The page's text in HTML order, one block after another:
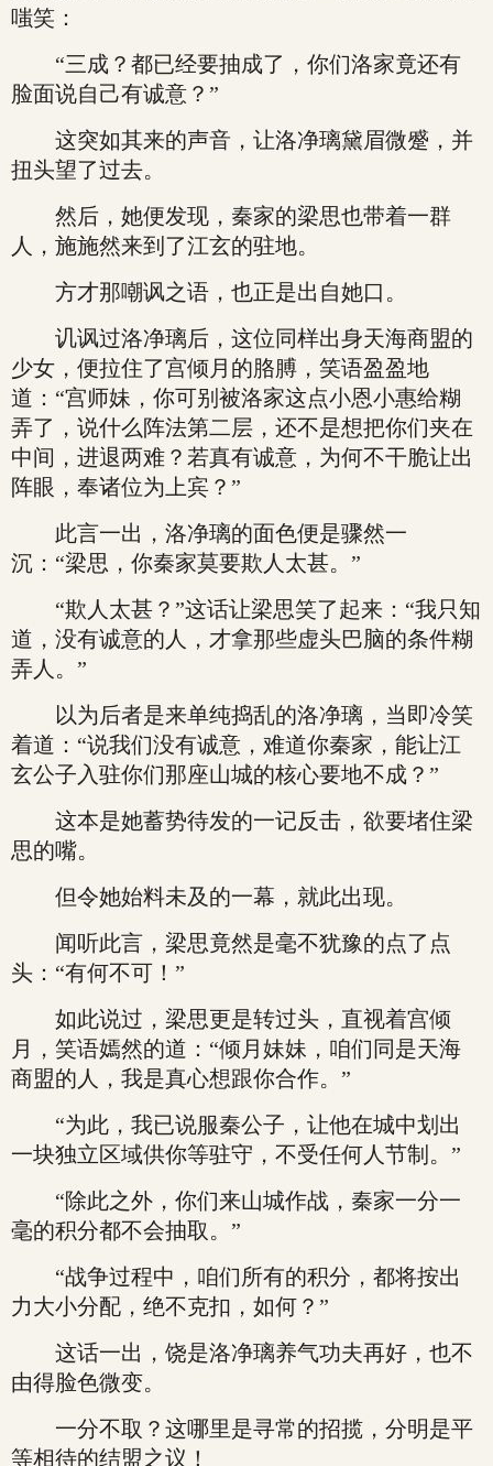
嗤笑：
“三成？都已经要抽成了，你们洛家竟还有
脸面说自己有诚意？”
这突如其来的声音，让洛净璃黛眉微蹙，并
扭头望了过去。
然后，她便发现，秦家的梁思也带着一群
人，施施然来到了江玄的驻地。
方才那嘲讽之语，也正是出自她口。
讥讽过洛净璃后，这位同样出身天海商盟的
少女，便拉住了宫倾月的胳膊，笑语盈盈地
道：“宫师妹，你可别被洛家这点小恩小惠给糊
弄了，说什么阵法第二层，还不是想把你们夹在
中间，进退两难？若真有诚意，为何不干脆让出
阵眼，奉诸位为上宾？”
此言一出，洛净璃的面色便是骤然一
沉：“梁思，你秦家莫要欺人太甚。”
“欺人太甚？”这话让梁思笑了起来：“我只知
道，没有诚意的人，才拿那些虚头巴脑的条件糊
弄人。”
以为后者是来单纯捣乱的洛净璃，当即冷笑
着道：“说我们没有诚意，难道你秦家，能让江
玄公子入驻你们那座山城的核心要地不成？”
这本是她蓄势待发的一记反击，欲要堵住梁
思的嘴。
但令她始料未及的一幕，就此出现。
闻听此言，梁思竟然是毫不犹豫的点了点
头：“有何不可！”
如此说过，梁思更是转过头，直视着宫倾
月，笑语嫣然的道：“倾月妹妹，咱们同是天海
商盟的人，我是真心想跟你合作。”
“为此，我已说服秦公子，让他在城中划出
一块独立区域供你等驻守，不受任何人节制。”
“除此之外，你们来山城作战，秦家一分一
毫的积分都不会抽取。”
“战争过程中，咱们所有的积分，都将按出
力大小分配，绝不克扣，如何？”
这话一出，饶是洛净璃养气功夫再好，也不
由得脸色微变。
一分不取？这哪里是寻常的招揽，分明是平
等相待的结盟之议！